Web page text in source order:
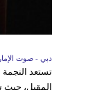
دبي - صوت
تستعد النجمة